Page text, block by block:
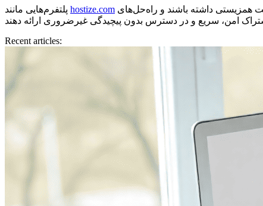
hostize.com
Recent articles: